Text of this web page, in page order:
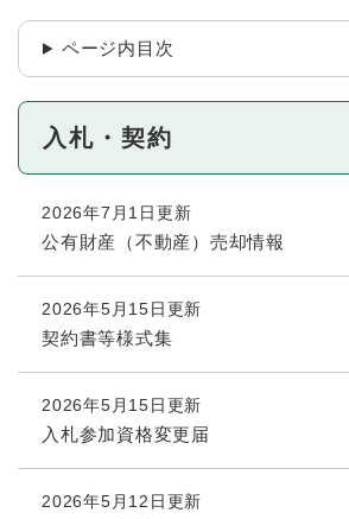
ページ内目次
入札・契約
2026年7月1日更新
公有財産（不動産）売却情報
2026年5月15日更新
契約書等様式集
2026年5月15日更新
入札参加資格変更届
2026年5月12日更新